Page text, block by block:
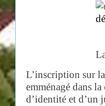
L’inscription sur
emménagé dans
d’identité et